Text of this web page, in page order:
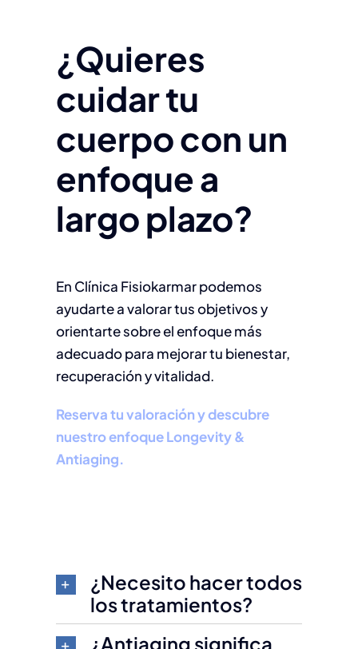
¿Quieres
cuidar tu
cuerpo con un
enfoque a
largo plazo?
En Clínica Fisiokarmar podemos
ayudarte a valorar tus objetivos y
orientarte sobre el enfoque más
adecuado para mejorar tu bienestar,
recuperación y vitalidad.
Reserva tu valoración y descubre
nuestro enfoque Longevity &
Antiaging.
¿Necesito hacer todos
los tratamientos?
¿Antiaging significa